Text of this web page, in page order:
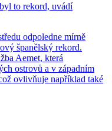
to rekord, uvádí
odpoledne mírně
španělský rekord.
Aemet, která
ostrovů a v západním
ovlivňuje například také